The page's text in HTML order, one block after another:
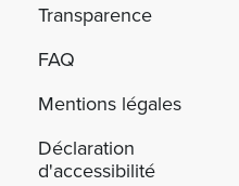
Transparence
FAQ
Mentions légales
Déclaration
d'accessibilité